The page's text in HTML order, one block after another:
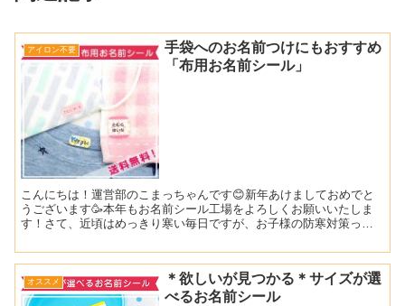
アイロン不要
手袋へのお名前つけにもおすすめ
「布用お名前シール」
こんにちは！運営部のこまっちゃんです😊新年あけましておめでと
うございます🥳本年もお名前シール工場をよろしくお願いいたしま
す！さて、近頃はめっきり寒い毎日ですが、お子様の防寒対策って
ろ...
オススメ
＊欲しいが見つかる＊サイズが選
べるお名前シール